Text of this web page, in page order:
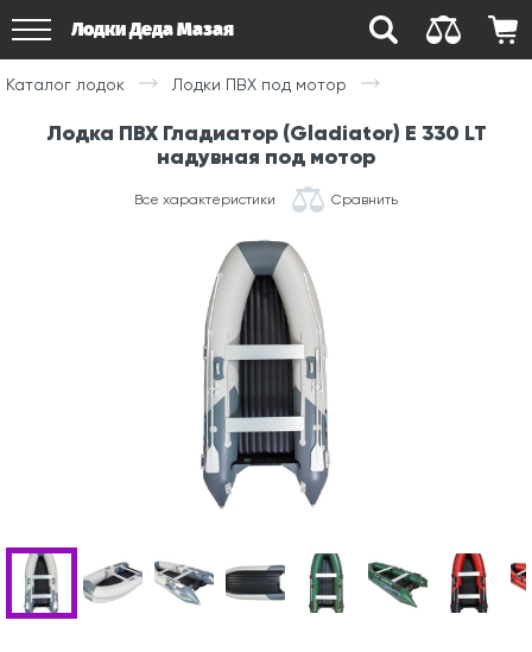
Лодки Деда Мазая
Каталог лодок Лодки ПВХ под мотор
Лодка ПВХ Гладиатор (Gladiator) E 330 LT
надувная под мотор
Все характеристики Сравнить